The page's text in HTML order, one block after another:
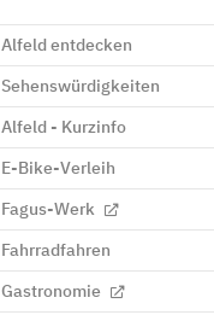
Alfeld entdecken
Sehenswürdigkeiten
Alfeld - Kurzinfo
E-Bike-Verleih
Fagus-Werk
Fahrradfahren
Gastronomie